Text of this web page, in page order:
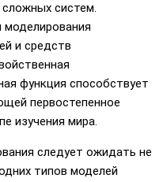
систем.
моделирования
и средств
функция способствует
первостепенное
изучения мира.
следует ожидать не
типов моделей